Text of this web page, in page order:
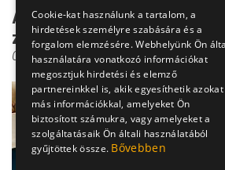
Autizmus - a közösségtől
zavar
Csenki Laura
Cookie-kat használunk a tartalom, a
hirdetések személyre szabására és a
forgalom elemzésére. Webhelyünk Ön
használatára vonatkozó információkat
megosztjuk hirdetési és elemző
partnereinkkel is, akik egyesíthetik azokat
más információkkal, amelyeket Ön
biztosított számukra, vagy amelyeket a
szolgáltatásaik Ön általi használatából
gyűjtöttek össze. Bővebben